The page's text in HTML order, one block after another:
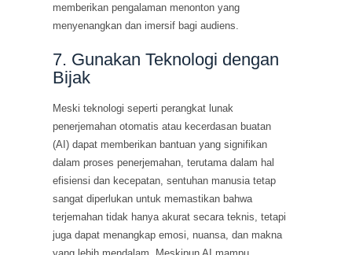
memberikan pengalaman menonton yang
menyenangkan dan imersif bagi audiens.
7. Gunakan Teknologi dengan
Bijak
Meski teknologi seperti perangkat lunak
penerjemahan otomatis atau kecerdasan buatan
(AI) dapat memberikan bantuan yang signifikan
dalam proses penerjemahan, terutama dalam hal
efisiensi dan kecepatan, sentuhan manusia tetap
sangat diperlukan untuk memastikan bahwa
terjemahan tidak hanya akurat secara teknis, tetapi
juga dapat menangkap emosi, nuansa, dan makna